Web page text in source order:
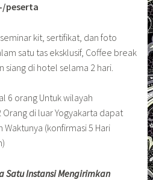
peserta
kit, sertifikat, dan foto
satu tas eksklusif, Coffee break
siang di hotel selama 2 hari.
6 orang Untuk wilayah
Orang di luar Yogyakarta dapat
(konfirmasi 5 Hari
Satu Instansi Mengirimkan